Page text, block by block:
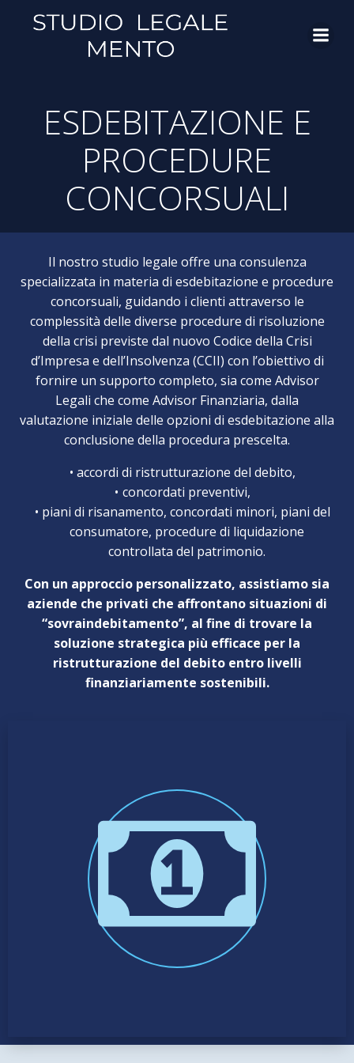
al
ESDEBITAZIONE E
PROCEDURE
CONCORSUALI
Il nostro studio legale offre una consulenza
specializzata in materia di esdebitazione e procedure
concorsuali, guidando i clienti attraverso le
complessità delle diverse procedure di risoluzione
della crisi previste dal nuovo Codice della Crisi
d’Impresa e dell’Insolvenza (CCII) con l’obiettivo di
fornire un supporto completo, sia come Advisor
Legali che come Advisor Finanziaria, dalla
valutazione iniziale delle opzioni di esdebitazione alla
conclusione della procedura prescelta.
accordi di ristrutturazione del debito,
concordati preventivi,
piani di risanamento, concordati minori, piani del
consumatore, procedure di liquidazione
controllata del patrimonio.
Con un approccio personalizzato, assistiamo sia
aziende che privati che affrontano situazioni di
“sovraindebitamento”, al fine di trovare la
soluzione strategica più efficace per la
ristrutturazione del debito entro livelli
finanziariamente sostenibili.